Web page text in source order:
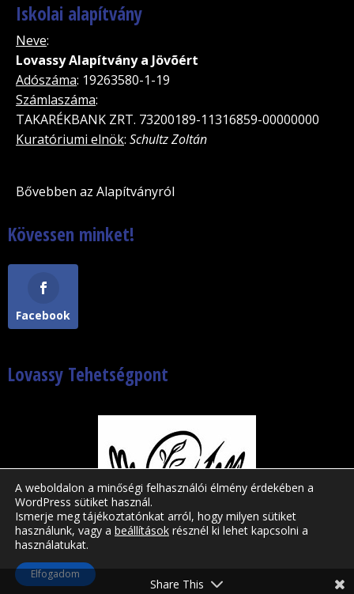
Iskolai alapítvány
Neve:
Lovassy Alapítvány a Jövõért
Adószáma: 19263580-1-19
Számlaszáma:
TAKARÉKBANK ZRT. 73200189-11316859-00000000
Kuratóriumi elnök: Schultz Zoltán
Bővebben az Alapítványról
Kövessen minket!
Facebook
Lovassy Tehetségpont
Lovassy László Gimnázium © 2019-2026|
WordPress motor | Divi sablon
A weboldalon a minőségi felhasználói élmény érdekében a
WordPress sütiket használ.
Ismerje meg tájékoztatónkat arról, hogy milyen sütiket
használunk, vagy a beállítások résznél ki lehet kapcsolni a
használatukat.
Elfogadom
Share This